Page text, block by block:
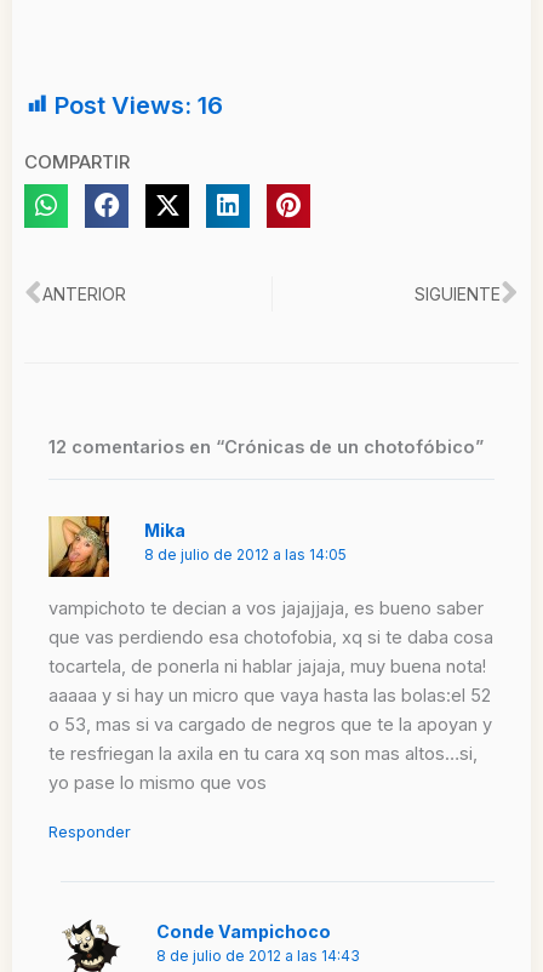
Post Views: 16
COMPARTIR
Ant
ANTERIOR SIGUIENTE
12 comentarios en “Crónicas de un chotofóbico”
Mika
8 de julio de 2012 a las 14:05
vampichoto te decian a vos jajajjaja, es bueno saber
que vas perdiendo esa chotofobia, xq si te daba cosa
tocartela, de ponerla ni hablar jajaja, muy buena nota!
aaaaa y si hay un micro que vaya hasta las bolas:el 52
o 53, mas si va cargado de negros que te la apoyan y
te resfriegan la axila en tu cara xq son mas altos…si,
yo pase lo mismo que vos
Responder
Conde Vampichoco
8 de julio de 2012 a las 14:43